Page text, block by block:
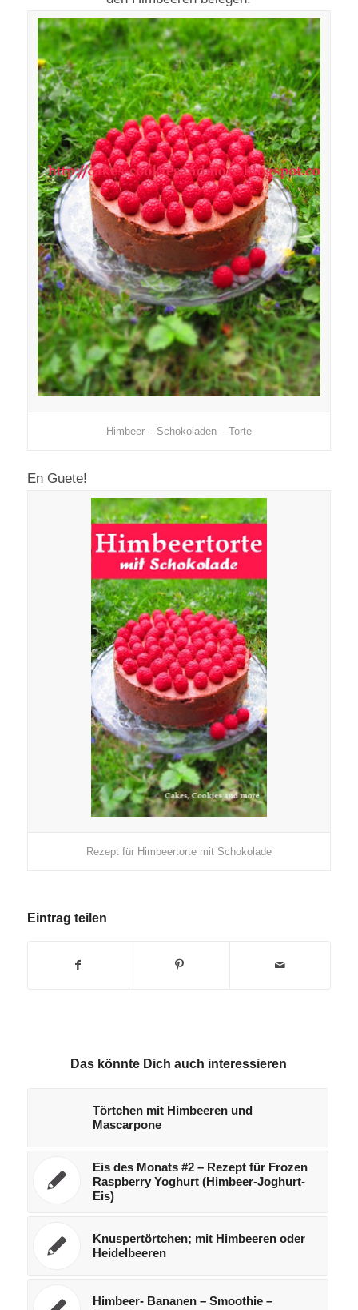
Himbeer – Schokoladen – Torte
En Guete!
Rezept für Himbeertorte mit Schokolade
Eintrag teilen
Das könnte Dich auch interessieren
Törtchen mit Himbeeren und
Mascarpone
Eis des Monats #2 – Rezept für Frozen
Raspberry Yoghurt (Himbeer-Joghurt-
Eis)
Knuspertörtchen; mit Himbeeren oder
Heidelbeeren
Himbeer- Bananen – Smoothie –